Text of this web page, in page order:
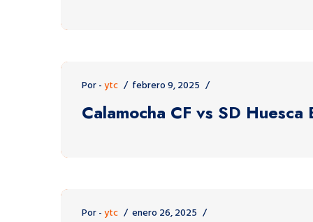
Por -ytc febrero 9, 2025
Calamocha CF vs SD Huesca
Por -ytc enero 26, 2025